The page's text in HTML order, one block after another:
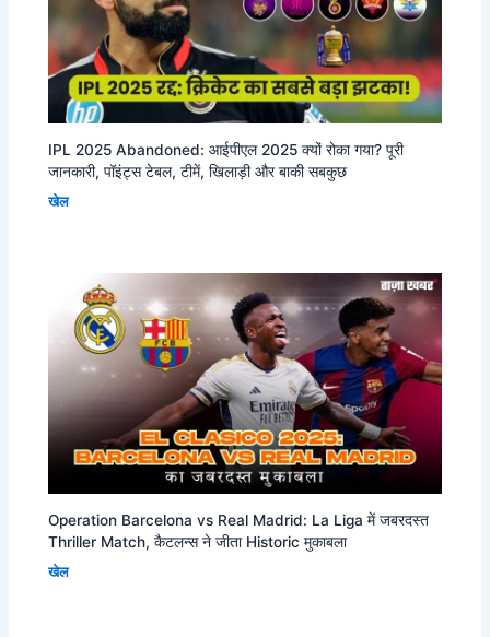
IPL 2025 Abandoned: आईपीएल 2025 क्यों रोका गया? पूरी
जानकारी, पॉइंट्स टेबल, टीमें, खिलाड़ी और बाकी सबकुछ
खेल
Operation Barcelona vs Real Madrid: La Liga में जबरदस्त
Thriller Match, कैटलन्स ने जीता Historic मुकाबला
खेल